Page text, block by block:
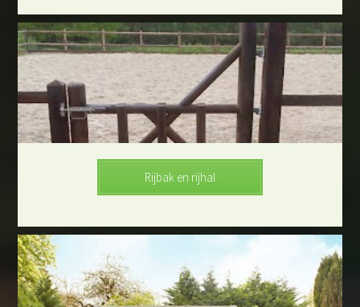
Rijbak en rijhal